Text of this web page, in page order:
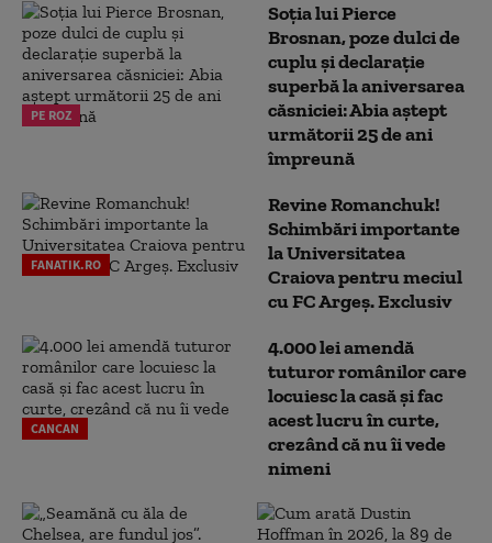
PE ROZ
Soția lui Pierce
Brosnan, poze dulci de
cuplu și declarație
superbă la aniversarea
căsniciei: Abia aștept
următorii 25 de ani
împreună
FANATIK.RO
Revine Romanchuk!
Schimbări importante
la Universitatea
Craiova pentru meciul
cu FC Argeş. Exclusiv
CANCAN
4.000 lei amendă
tuturor românilor care
locuiesc la casă și fac
acest lucru în curte,
crezând că nu îi vede
nimeni